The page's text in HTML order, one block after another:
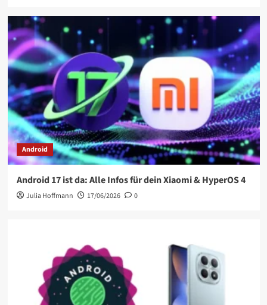
Android
Android 17 ist da: Alle Infos für dein Xiaomi & HyperOS 4
Julia Hoffmann 17/06/2026 0